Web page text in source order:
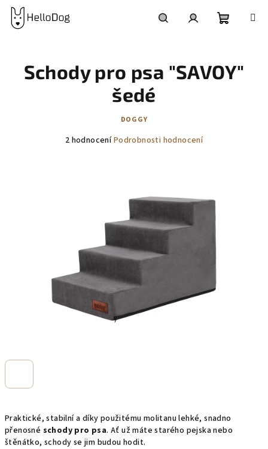
Přejít
obsah
košík
Praktické, stabilní a díky použitému molitanu lehké, snadno
přenosné schody pro psa. Ať už máte starého pejska nebo
štěnátko, schody se jim budou hodit.
Schody pro psa "SAVOY"
šedé
DOGGY
Průměrné
hvězdiček.
2 hodnoceníPodrobnosti hodnocení